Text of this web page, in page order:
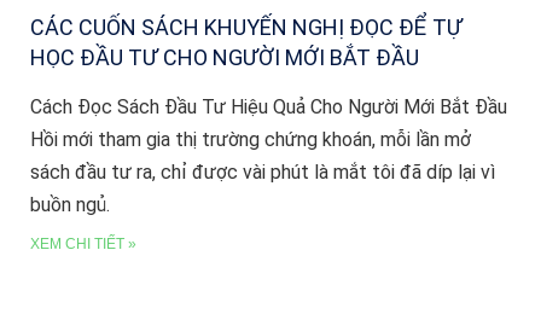
CÁC CUỐN SÁCH KHUYẾN NGHỊ ĐỌC ĐỂ TỰ
HỌC ĐẦU TƯ CHO NGƯỜI MỚI BẮT ĐẦU
Cách Đọc Sách Đầu Tư Hiệu Quả Cho Người Mới Bắt Đầu
Hồi mới tham gia thị trường chứng khoán, mỗi lần mở
sách đầu tư ra, chỉ được vài phút là mắt tôi đã díp lại vì
buồn ngủ.
XEM CHI TIẾT »